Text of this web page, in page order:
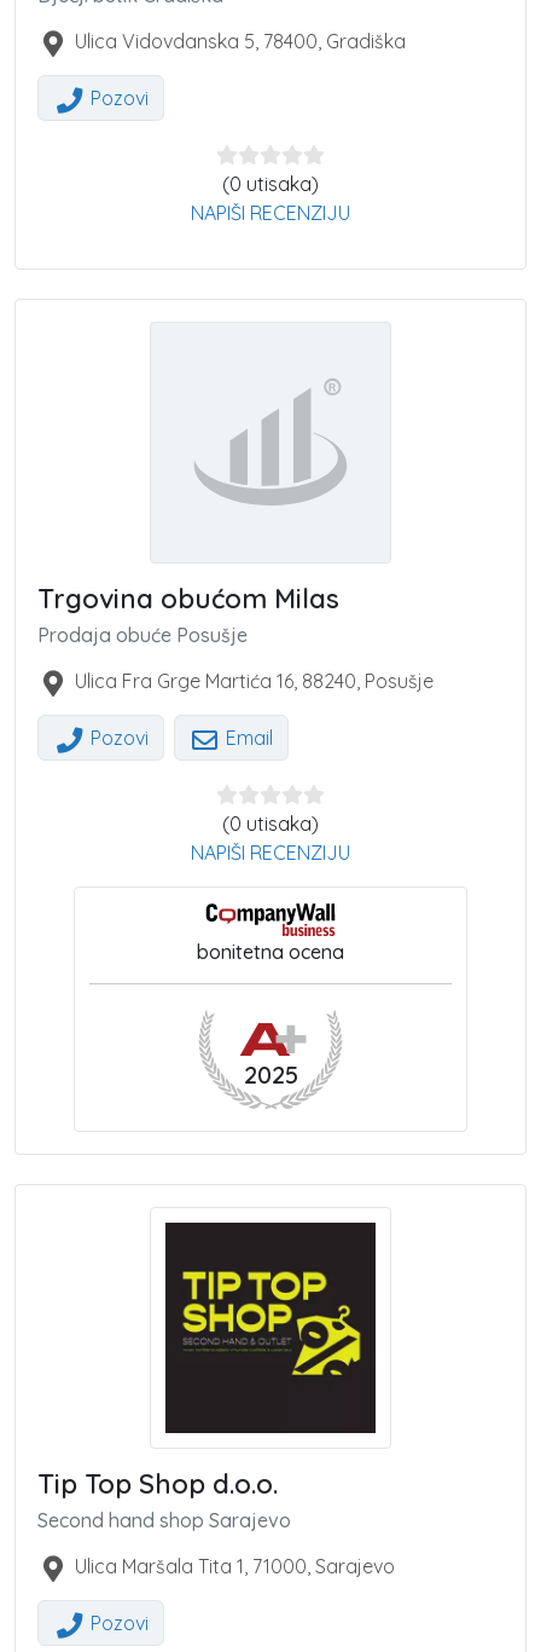
Ulica Vidovdanska 5, 78400, Gradiška
Pozovi
(0 utisaka)
NAPIŠI RECENZIJU
Trgovina obućom Milas
Prodaja obuće Posušje
Ulica Fra Grge Martića 16, 88240, Posušje
Pozovi Email
(0 utisaka)
NAPIŠI RECENZIJU
bonitetna ocena
2025
Tip Top Shop d.o.o.
Second hand shop Sarajevo
Ulica Maršala Tita 1, 71000, Sarajevo
Pozovi